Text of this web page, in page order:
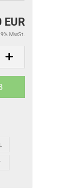
MwSt.